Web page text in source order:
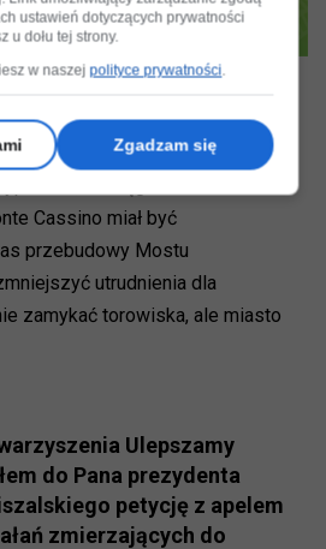
wykrusza się również wokół
się problemy ze stabilnością
że ciąg autobusowo-
Cassino miał być
przebudowy Mostu
utrudnienia dla
zamykać torowiska, ale miasto
Ulepszamy
do Pana prezydenta
petycję z apelem
zmierzających do
ustawień dotyczących prywatności
u dołu tej strony.
w naszejpolityce prywatności.
Zgadzam się